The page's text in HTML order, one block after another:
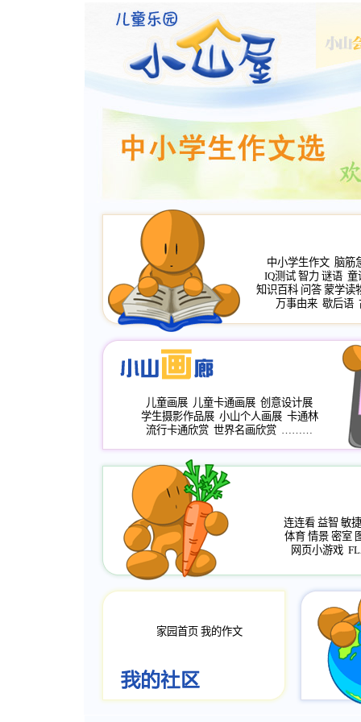
中小学生作文 脑筋
IQ测试 智力 谜语 童
知识百科 问答 蒙学读
万事由来 歇后语
儿童画展 儿童卡通画展 创意设计展
学生摄影作品展 小山个人画展 卡通林
流行卡通欣赏 世界名画欣赏 ………
连连看 益智 敏捷
体育 情景 密室
网页小游戏
家园首页 我的作文